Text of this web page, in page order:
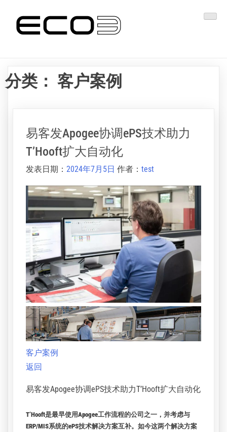
易客发印艺
分类： 客户案例
易客发Apogee协调ePS技术助力
T’Hooft扩大自动化
发表日期： 2024年7月5日 作者： test
客户案例
返回
易客发Apogee协调ePS技术助力T’Hooft扩大自动化
T’Hooft是最早使用Apogee工作流程的公司之一，并考虑与
ERP/MIS系统的ePS技术解决方案互补。如今这两个解决方案